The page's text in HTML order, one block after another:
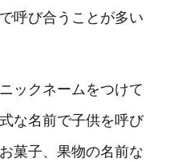
呼び合うことが多い
ックネームをつけて
な名前で子供を呼び
菓子、果物の名前な